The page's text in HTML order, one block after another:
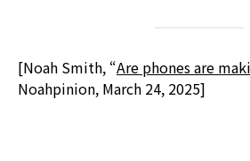
[Noah Smith, “Are phones are
Noahpinion, March 24, 2025]